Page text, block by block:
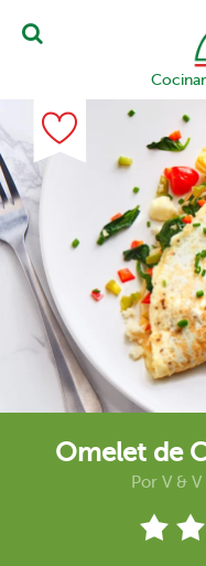
Omelet de
Por V &